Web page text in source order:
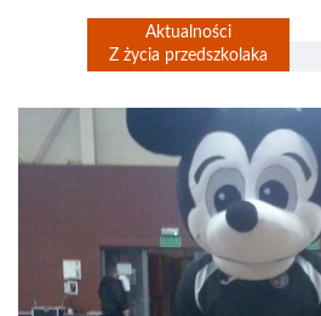
Aktualności
Z życia przedszkolaka